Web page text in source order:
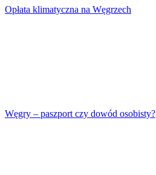
Opłata klimatyczna na Węgrzech
Węgry – paszport czy dowód osobisty?